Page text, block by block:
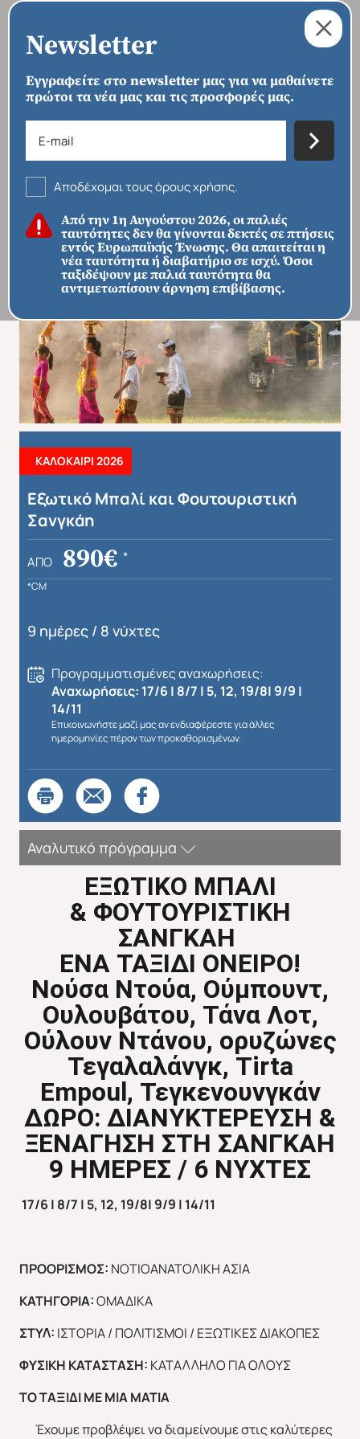
Newsletter
Εγγραφείτε στο newsletter μας για να μαθαίνετε
πρώτοι τα νέα μας και τις προσφορές μας.
Αποδέχομαι τους όρους χρήσης.
Από την 1η Αυγούστου 2026, οι παλιές
ταυτότητες δεν θα γίνονται δεκτές σε πτήσεις
εντός Ευρωπαϊκής Ένωσης. Θα απαιτείται η
νέα ταυτότητα ή διαβατήριο σε ισχύ. Όσοι
ταξιδέψουν με παλιά ταυτότητα θα
αντιμετωπίσουν άρνηση επιβίβασης.
Απευθείας απο Ηράκλειο Εκτός Ευρώπης
ΑΡΧΙΚΗ › ΠΡΟΟΡΙΣΜΟΙ › ΑΣΊΑ › ΝΟΤΙΟΑΝΑΤΟΛΙΚΉ ΑΣΊΑ
› ΜΠΑΛΊ
Εξωτικό Μπαλί και Φουτουριστική
Σανγκάη
ΚΑΛΟΚΑΙΡΙ 2026
Εξωτικό Μπαλί και Φουτουριστική
Σανγκάη
ΑΠΌ 890€ *
*CM
9 ημέρες / 8 νύχτες
Προγραμματισμένες αναχωρήσεις:
Αναχωρήσεις: 17/6 | 8/7 | 5, 12, 19/8| 9/9 |
14/11
Επικοινωνήστε μαζί μας αν ενδιαφέρεστε για άλλες
ημερομηνίες πέραν των προκαθορισμένων.
Αναλυτικό πρόγραμμα
ΕΞΩΤΙΚΟ ΜΠΑΛΙ
& ΦΟΥΤΟΥΡΙΣΤΙΚΗ
ΣΑΝΓΚΑΗ
ΕΝΑ ΤΑΞΙΔΙ ΟΝΕΙΡΟ!
Νούσα Ντούα, Ούμπουντ,
Ουλουβάτου, Τάνα Λοτ,
Ούλουν Ντάνου, ορυζώνες
Τεγαλαλάνγκ, Tirta
Empoul, Τεγκενουνγκάν
ΔΩΡΟ: ΔΙΑΝΥΚΤΕΡΕΥΣΗ &
ΞΕΝΑΓΗΣΗ ΣΤΗ ΣΑΝΓΚΑΗ
9 ΗΜΕΡΕΣ / 6 ΝΥΧΤΕΣ
17/6 | 8/7 | 5, 12, 19/8|9/9 | 14/11
ΠΡΟΟΡΙΣΜΟΣ: ΝΟΤΙΟΑΝΑΤΟΛΙΚΗ ΑΣΙΑ
ΚΑΤΗΓΟΡΙΑ:ΟΜΑΔΙΚΑ
ΣΤΥΛ: ΙΣΤΟΡΙΑ / ΠΟΛΙΤΙΣΜΟΙ / ΕΞΩΤΙΚΕΣ ΔΙΑΚΟΠΕΣ
ΦΥΣΙΚΗ ΚΑΤΑΣΤΑΣΗ: ΚΑΤΑΛΛΗΛΟ ΓΙΑ ΟΛΟΥΣ
ΤΟ ΤΑΞΙΔΙ ΜΕ ΜΙΑ ΜΑΤΙΑ
Έχουμε προβλέψει να διαμείνουμε στις καλύτερες